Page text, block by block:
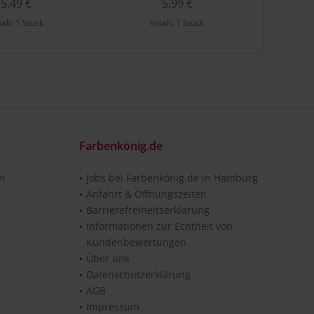
5,49 €
1 Stück
5,99 €
Inhalt: 1 Stück
Farbenkönig.de
Jobs bei Farbenkönig.de in Hamburg
Anfahrt & Öffnungszeiten
Barrierefreiheitserklärung
Informationen zur Echtheit von
Kundenbewertungen
Über uns
Datenschutzerklärung
AGB
Impressum